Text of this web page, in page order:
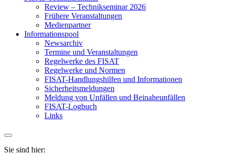
Review – Technikseminar 2026
Frühere Veranstaltungen
Medienpartner
Informationspool
Newsarchiv
Termine und Veranstaltungen
Regelwerke des FISAT
Regelwerke und Normen
FISAT-Handlungshilfen und Informationen
Sicherheitsmeldungen
Meldung von Unfällen und Beinaheunfällen
FISAT-Logbuch
Links
Sie sind hier: